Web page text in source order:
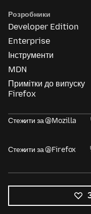
Розробники
Developer Edition
Enterprise
Інструменти
MDN
Примітки до випуску
Firefox
Стежити за @Mozilla
Стежити за @Firefox